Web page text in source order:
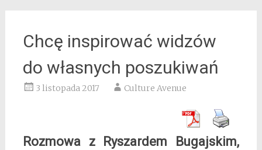
Chcę inspirować widzów
do własnych poszukiwań
3 listopada 2017 Culture Avenue
Rozmowa z Ryszardem Bugajskim,